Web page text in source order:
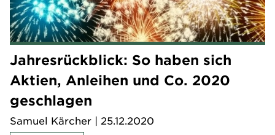
Jahresrückblick: So haben sich
Aktien, Anleihen und Co. 2020
geschlagen
Samuel Kärcher | 25.12.2020